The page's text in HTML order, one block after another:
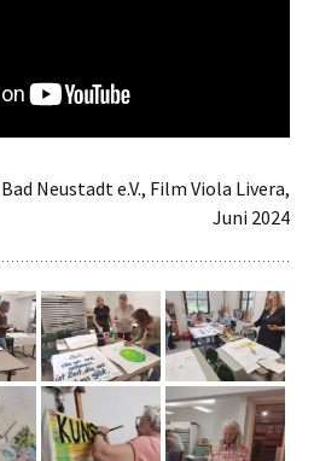
Neustadt e.V., Film Viola Livera,
Juni 2024